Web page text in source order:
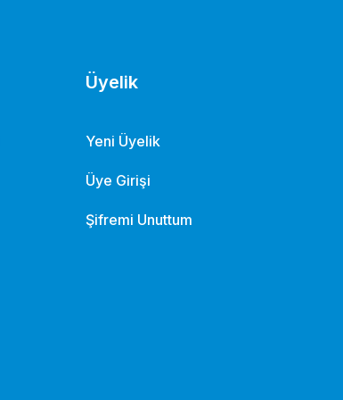
Üyelik
Yeni Üyelik
Üye Girişi
Şifremi Unuttum